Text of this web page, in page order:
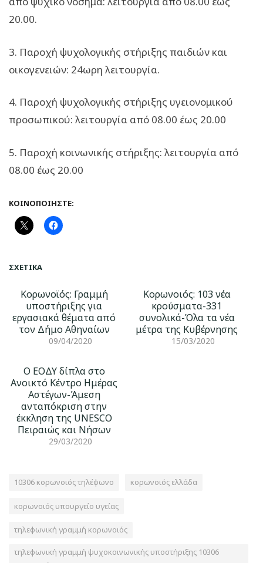
20.00.
3. Παροχή ψυχολογικής στήριξης παιδιών και
οικογενειών: 24ωρη λειτουργία.
4. Παροχή ψυχολογικής στήριξης υγειονομικού
προσωπικού: λειτουργία από 08.00 έως 20.00
5. Παροχή κοινωνικής στήριξης: λειτουργία από
08.00 έως 20.00
ΚΟΙΝΟΠΟΙΉΣΤΕ:
ΣΧΕΤΙΚΆ
Κορωνοϊός: Γραμμή
υποστήριξης για
εργασιακά θέματα από
τον Δήμο Αθηναίων
09/04/2020
Κορωνοιός: 103 νέα
κρούσματα-331
συνολικά-Όλα τα νέα
μέτρα της Κυβέρνησης
15/03/2020
Ο ΕΟΔΥ δίπλα στο
Ανοικτό Κέντρο Ημέρας
Αστέγων-Άμεση
ανταπόκριση στην
έκκληση της UNESCO
Πειραιώς και Νήσων
29/03/2020
10306 κορωνοιός τηλέφωνο κορωνοιός ελλάδα
κορωνοιός υπουργείο υγείας
τηλεφωνική γραμμή κορωνοιός
τηλεφωνική γραμμή ψυχοκοινωνικής υποστήριξης 10306